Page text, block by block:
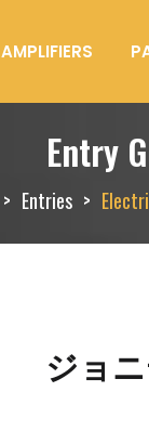
AMPLIFIERS
Entry
Entries
ジョ